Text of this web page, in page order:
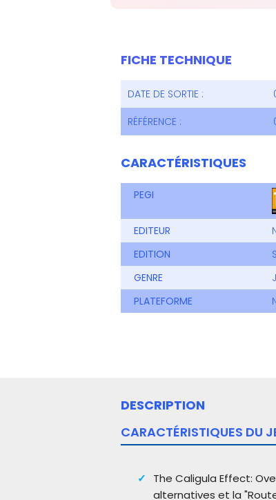
FICHE TECHNIQUE
DATE DE SORTIE :
RÉFÉRENCE :
CARACTÉRISTIQUES
PEGI
EDITEUR
EDITION
GENRE
PLATEFORME
DESCRIPTION
CARACTÉRISTIQUES DU
The Caligula Effect:
alternatives et la